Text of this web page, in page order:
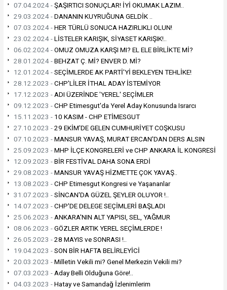
07.04.2024 -ŞAŞIRTICI SONUÇLAR! İYİ OKUMAK LAZIM..
29.03.2024 -DANANIN KUYRUĞUNA GELDİK ..
07.03.2024 -HER TÜRLÜ SONUCA HAZIRLIKLI OLUN!
23.02.2024 -LİSTELER KARIŞIK, SİYASET KARIŞIK!..
06.02.2024 -OMUZ OMUZA KARŞI MI? EL ELE BİRLİKTE Mİ?
28.01.2024 -BEHZAT Ç. Mİ? ENVER D. Mİ?
12.01.2024 -SEÇİMLERDE AK PARTİ'Yİ BEKLEYEN TEHLİKE!
28.12.2023 -CHP'LİLER İTHAL ADAY İSTEMİYOR
17.12.2023 - ADI ÜZERİNDE 'YEREL' SEÇİMLER
09.12.2023 -CHP Etimesgut'da Yerel Aday Konusunda Israrcı
15.11.2023 - 10 KASIM - CHP ETİMESGUT
27.10.2023 -29 EKİM'DE GELEN CUMHURİYET COŞKUSU
07.10.2023 -MANSUR YAVAŞ, MURAT ERCAN'DAN DERS ALSIN
25.09.2023 -MHP İLÇE KONGRELERİ ve CHP ANKARA İL KONGRESİ
12.09.2023 -BİR FESTİVAL DAHA SONA ERDİ
29.08.2023 -MANSUR YAVAŞ HİZMETTE ÇOK YAVAŞ..
13.08.2023 -CHP Etimesgut Kongresi ve Yaşananlar
31.07.2023 -SİNCAN'DA GÜZEL ŞEYLER OLUYOR !..
14.07.2023 -CHP'DE DELEGE SEÇİMLERİ BAŞLADI
25.06.2023 - ANKARA'NIN ALT YAPISI, SEL, YAĞMUR
08.06.2023 -GÖZLER ARTIK YEREL SEÇİMLERDE !
26.05.2023 -28 MAYIS ve SONRASI !..
19.04.2023 -SON BİR HAFTA BELİRLEYİCİ
20.03.2023 -Milletin Vekili mi? Genel Merkezin Vekili mi?
07.03.2023 - Aday Belli Olduğuna Göre!..
04.03.2023 -Hatay ve Samandağ İzlenimlerim